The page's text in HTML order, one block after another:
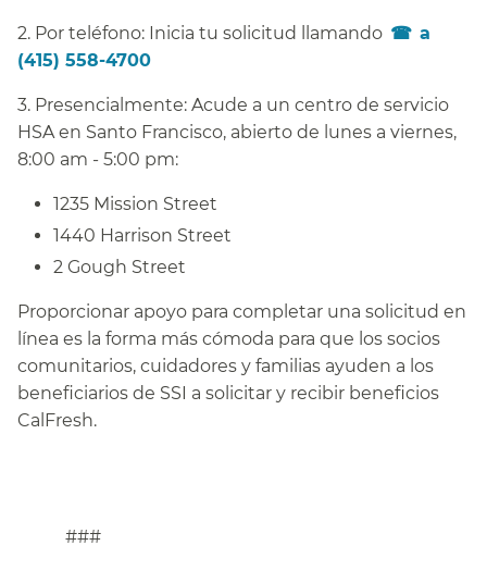
2. Por teléfono: Inicia tu solicitud llamando
a
(415) 558-4700
3. Presencialmente: Acude a un centro de servicio
HSA en Santo Francisco, abierto de lunes a viernes,
8:00 am - 5:00 pm:​​
1235 Mission Street​​
1440 Harrison Street​​
2 Gough Street​​
Proporcionar apoyo para completar una solicitud en
línea es la forma más cómoda para que los socios
comunitarios, cuidadores y familias ayuden a los
beneficiarios de SSI a solicitar y recibir beneficios
CalFresh.​​
###